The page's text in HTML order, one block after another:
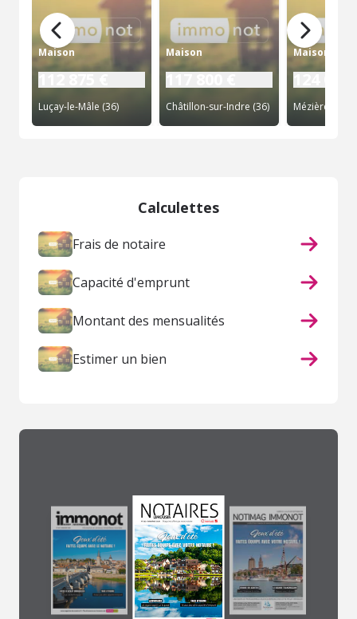
Maison
Luçay-le-Mâle (36)
Maison
Châtillon-sur-Indre (36)
Maison
Calculettes
Frais de notaire
Capacité d'emprunt
Montant des mensualités
Estimer un bien